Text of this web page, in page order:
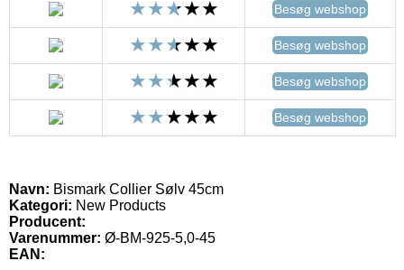
Besøg webshop
Besøg webshop
Besøg webshop
Besøg webshop
Navn: Bismark Collier Sølv 45cm
Kategori: New Products
Producent:
Varenummer: Ø-BM-925-5,0-45
EAN: